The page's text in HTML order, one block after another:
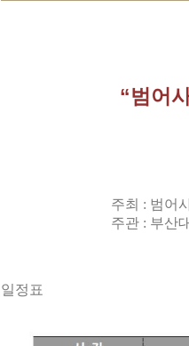
“범어
주최 : 범어
주관 : 부산대학교
일정표